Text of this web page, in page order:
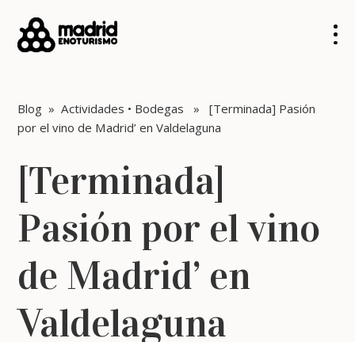
Blog »Actividades • Bodegas » [Terminada] Pasión
por el vino de Madrid’ en Valdelaguna
[Terminada]
Pasión por el vino
de Madrid’ en
Valdelaguna